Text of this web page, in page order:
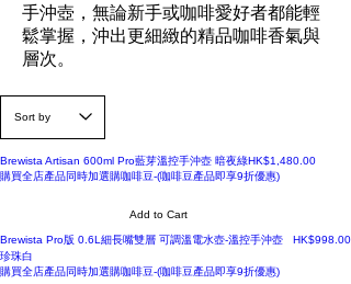
手沖壺，無論新手或咖啡愛好者都能輕
鬆掌握，沖出更細緻的精品咖啡香氣與
層次。
Brewista Artisan 600ml Pro藍芽溫控手沖壺 暗夜綠Price
HK$1,480.00
購買全店產品同時加選購咖啡豆-(咖啡豆產品即享9折優惠)
Add to Cart
Brewista Pro版 0.6L細長嘴雙層 可調溫電水壺-溫控手沖壺
珍珠白
Price
HK$998.00
購買全店產品同時加選購咖啡豆-(咖啡豆產品即享9折優惠)